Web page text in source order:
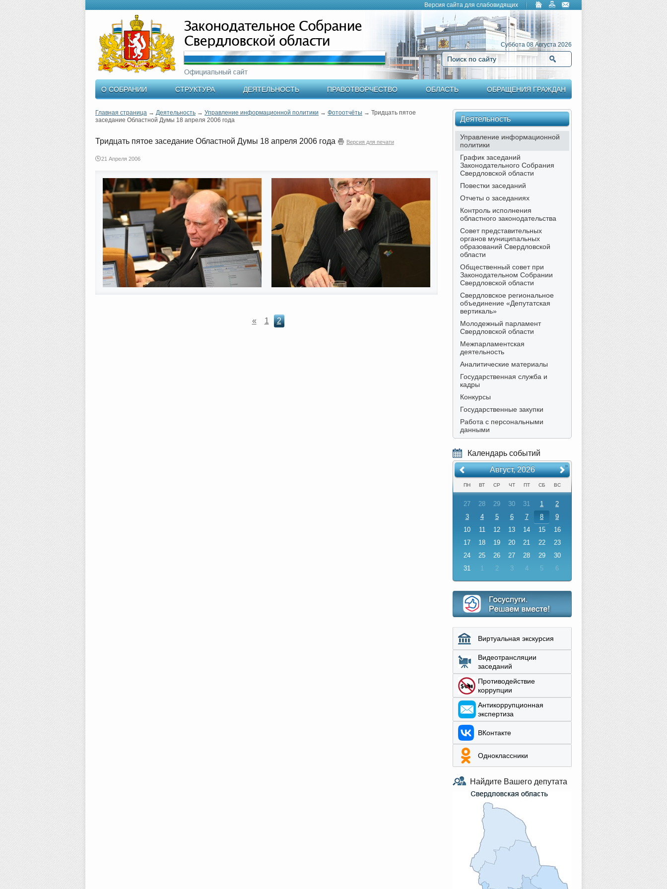
Версия сайта для слабовидящих
Суббота 08 Августа 2026
Поиск по сайту
О СОБРАНИИ СТРУКТУРА ДЕЯТЕЛЬНОСТЬ ПРАВОТВОРЧЕСТВО ОБЛАСТЬ ОБРАЩЕНИЯ ГРАЖДАН
Главная страница → Деятельность → Управление информационной политики → Фотоотчёты → Тридцать пятое
заседание Областной Думы 18 апреля 2006 года
Тридцать пятое заседание Областной Думы 18 апреля 2006 года Версия для печати
21 Апреля 2006
« 1 2
Деятельность
Управление информационной
политики
График заседаний
Законодательного Собрания
Свердловской области
Повестки заседаний
Отчеты о заседаниях
Контроль исполнения
областного законодательства
Совет представительных
органов муниципальных
образований Свердловской
области
Общественный совет при
Законодательном Собрании
Свердловской области
Свердловское региональное
объединение «Депутатская
вертикаль»
Молодежный парламент
Свердловской области
Межпарламентская
деятельность
Аналитические материалы
Государственная служба и
кадры
Конкурсы
Государственные закупки
Работа с персональными
данными
Календарь событий
Август, 2026 »
ПН ВТ СР ЧТ ПТ СБ ВС
27 28 29 30 31 1
2
3
4 5 6 7 8
9
10
11 12 13 14 15
16
17
18 19 20 21 22
23
24
25 26 27 28 29
30
31
1 2 3 4 5 6
Виртуальная экскурсия
Видеотрансляции
заседаний
Противодействие
коррупции
Aнтикоррупционная
экспертиза
ВКонтакте
Одноклассники
Найдите Вашего депутата